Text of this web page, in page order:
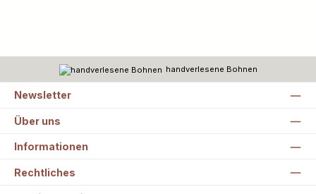
handverlesene Bohnen
Newsletter
Über uns
Informationen
Rechtliches